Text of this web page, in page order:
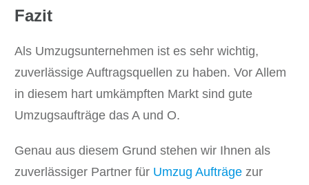
Fazit
Als Umzugsunternehmen ist es sehr wichtig,
zuverlässige Auftragsquellen zu haben. Vor Allem
in diesem hart umkämpften Markt sind gute
Umzugsaufträge das A und O.
Genau aus diesem Grund stehen wir Ihnen als
zuverlässiger Partner für Umzug Aufträge zur